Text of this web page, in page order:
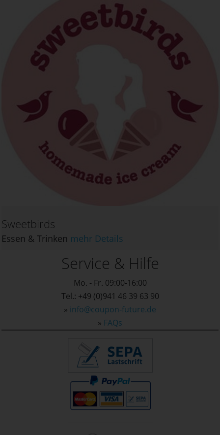
Sweetbirds
Essen & Trinken mehr Details
Service & Hilfe
Mo. - Fr. 09:00-16:00
Tel.: +49 (0)941 46 39 63 90
» info@coupon-future.de
» FAQs